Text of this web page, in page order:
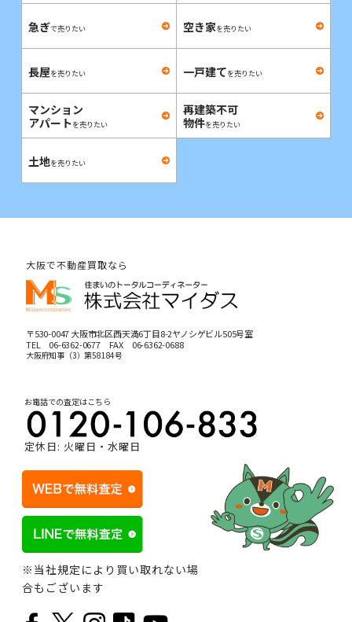
急ぎで売りたい 空き家を売りたい
長屋を売りたい 一戸建てを売りたい
マンション
アパートを売りたい
再建築不可
物件を売りたい
土地を売りたい
大阪で不動産買取なら
〒530-0047 大阪市北区西天満6丁目8-2ヤノシゲビル505号室
TEL 06-6362-0677FAX 06-6362-0688
大阪府知事（3）第58184号
お電話での査定はこちら
定休日: 火曜日・水曜日
※当社規定により買い取れない場
合もございます